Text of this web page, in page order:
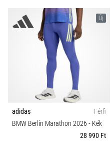
Új
adidas
Férfi
BMW Berlin Marathon 2026 - Kék
28 990 Ft